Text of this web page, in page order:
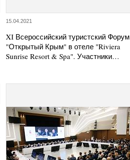
15.04.2021
XI Всероссийский туристский Форум
"Открытый Крым" в отеле "Riviera
Sunrise Resort & Spa". Участники…